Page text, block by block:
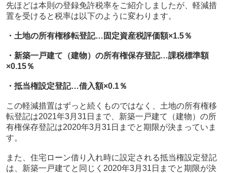
先ほどは本則の登録免許税率をご紹介しましたが、軽減措
置を受けると税率は以下のように変わります。
・土地の所有権移転登記…固定資産税評価額×1.5％
・新築一戸建て（建物）の所有権保存登記…課税標準額
×0.15％
・抵当権設定登記…借入額×0.1％
この軽減措置はずっと続くものではなく、土地の所有権移
転登記は2021年3月 31 日まで、新築一戸建て（建物）の所
有権保存登記は2020年3月 31 日までと期限が決まっていま
す。
また、住宅ローン借り入れ時に設定される抵当権設定登記
は、新築一戸建てと同じく 2020年3月 31 日までと期限が決